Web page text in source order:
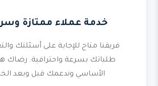
خدمة عملاء ممتازة
فريقنا متاح للإجابة على أسئلتك
طلباتك بسرعة واحترافية. رضاك
الأساسي وندعمك قبل وبعد